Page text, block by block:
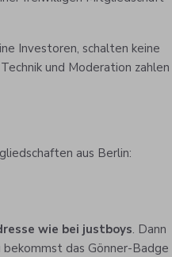
Investoren, schalten keine
und Moderation zahlen
aus Berlin:
wie bei justboys. Dann
das Gönner-Badge